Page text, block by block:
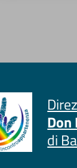
Don
di